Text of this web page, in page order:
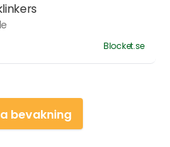
Blocket.se
bevakning